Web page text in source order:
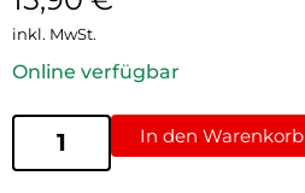
inkl. MwSt.
Online verfügbar
In den Warenkorb